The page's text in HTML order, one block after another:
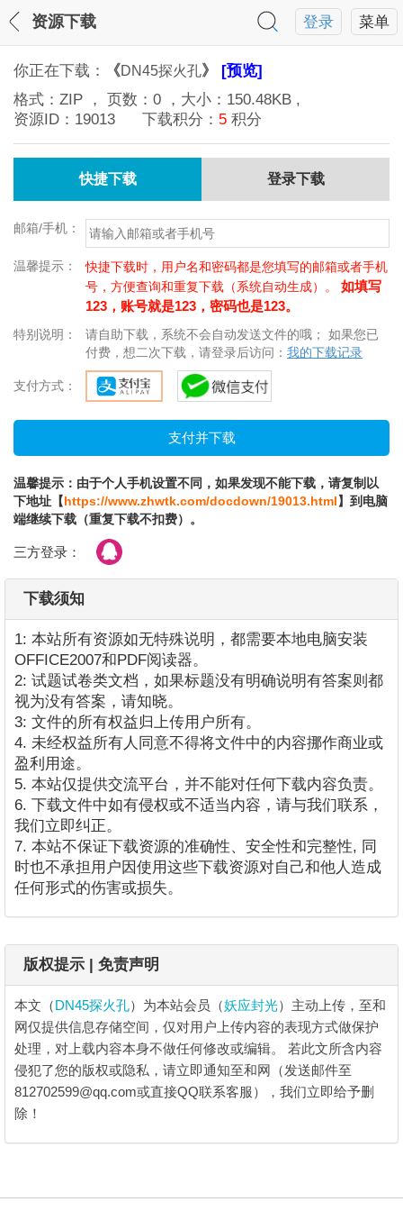
菜单
登录
资源下载
你正在下载： 《DN45探火孔》 [预览]
格式： ZIP ， 页数： 0 ，大小： 150.48KB ,
资源ID： 19013 下载积分： 5 积分
快捷下载 登录下载
邮箱/手机：
温馨提示：
快捷下载时，用户名和密码都是您填写的邮箱或者手机
号，方便查询和重复下载（系统自动生成）。 如填写
123，账号就是123，密码也是123。
特别说明：
请自助下载，系统不会自动发送文件的哦； 如果您已
付费，想二次下载，请登录后访问： 我的下载记录
支付方式：
温馨提示：由于个人手机设置不同，如果发现不能下载，请复制以
下地址【https://www.zhwtk.com/docdown/19013.html】到电脑
端继续下载（重复下载不扣费）。
三方登录：
下载须知
1: 本站所有资源如无特殊说明，都需要本地电脑安装
OFFICE2007和PDF阅读器。
2: 试题试卷类文档，如果标题没有明确说明有答案则都
视为没有答案，请知晓。
3: 文件的所有权益归上传用户所有。
4. 未经权益所有人同意不得将文件中的内容挪作商业或
盈利用途。
5. 本站仅提供交流平台，并不能对任何下载内容负责。
6. 下载文件中如有侵权或不适当内容，请与我们联系，
我们立即纠正。
7. 本站不保证下载资源的准确性、安全性和完整性, 同
时也不承担用户因使用这些下载资源对自己和他人造成
任何形式的伤害或损失。
版权提示 | 免责声明
本文（DN45探火孔）为本站会员（妖应封光）主动上传，至和
网仅提供信息存储空间，仅对用户上传内容的表现方式做保护
处理，对上载内容本身不做任何修改或编辑。 若此文所含内容
侵犯了您的版权或隐私，请立即通知至和网（发送邮件至
812702599@qq.com或直接QQ联系客服），我们立即给予删
除！